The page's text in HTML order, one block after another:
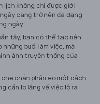
lịch không chỉ được giới
càng trở nên đa dạng
ngày.
tây, bạn có thể tạo nên
buổi làm việc, mà
ảnh truyền thống của
chắn phần eo một cách
cần lo lắng về việc lộ ra